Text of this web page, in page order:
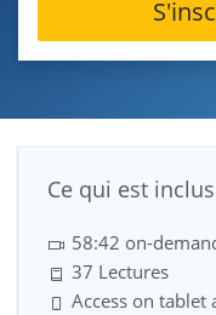
Ce qui est inclus
58:42 on-
37 Lectures
Access on tablet